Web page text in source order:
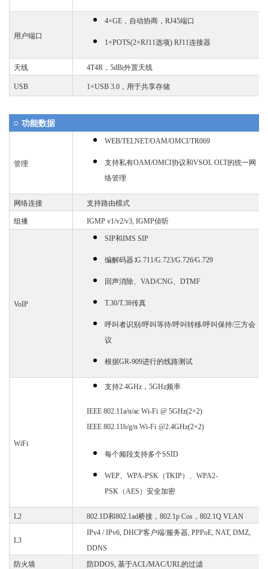
用户端口
4×GE，自动协商，RJ45端口
1×POTS(2×RJ11选项) RJ11连接器
天线 4T4R，5dBi外置天线
USB 1×USB 3.0，用于共享存储
○ 功能数据
管理
WEB/TELNET/OAM/OMCI/TR069
支持私有OAM/OMCI协议和VSOL OLT的统一网
络管理
网络连接 支持路由模式
组播 IGMP v1/v2/v3, IGMP侦听
VoIP
SIP和IMS SIP
编解码器∶G.711/G.723/G.726/G.729
回声消除、 VAD/CNG、DTMF
T.30/T.38传真
呼叫者识别 /呼叫等待/呼叫转移/呼叫保持/三方会
议
根据GR-909进行的线路测试
WiFi
支持2.4GHz， 5GHz频率
IEEE 802.11a/n/ac Wi-Fi @ 5GHz(2×2)
IEEE 802.11b/g/n Wi-Fi @2.4GHz(2×2)
每个频段支持多个SSID
WEP、 WPA-PSK（TKIP） 、 WPA2-
PSK（AES） 安全加密
L2 802.1D和802.1ad桥接， 802.1p Cos，802.1Q VLAN
L3
IPv4 / IPv6, DHCP客户端/服务器, PPPoE, NAT, DMZ,
DDNS
防火墙
防DDOS, 基于ACL/MAC/URL的过滤